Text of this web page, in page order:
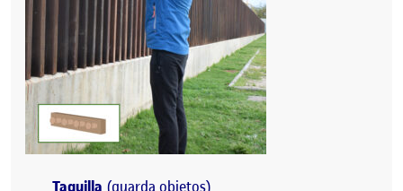
Taquilla (guarda objetos)